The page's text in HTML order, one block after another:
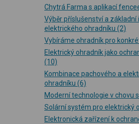
Chytrá Farma s aplikací
Výběr příslušenství a základní
elektrického ohradníku (2)
Vybíráme ohradník pro
Elektrický ohradník jako
(10)
Kombinace pachového a
ohradníku (6)
Moderní technologie v chovu
Solární systém pro elektrický
Elektronická zařízení k